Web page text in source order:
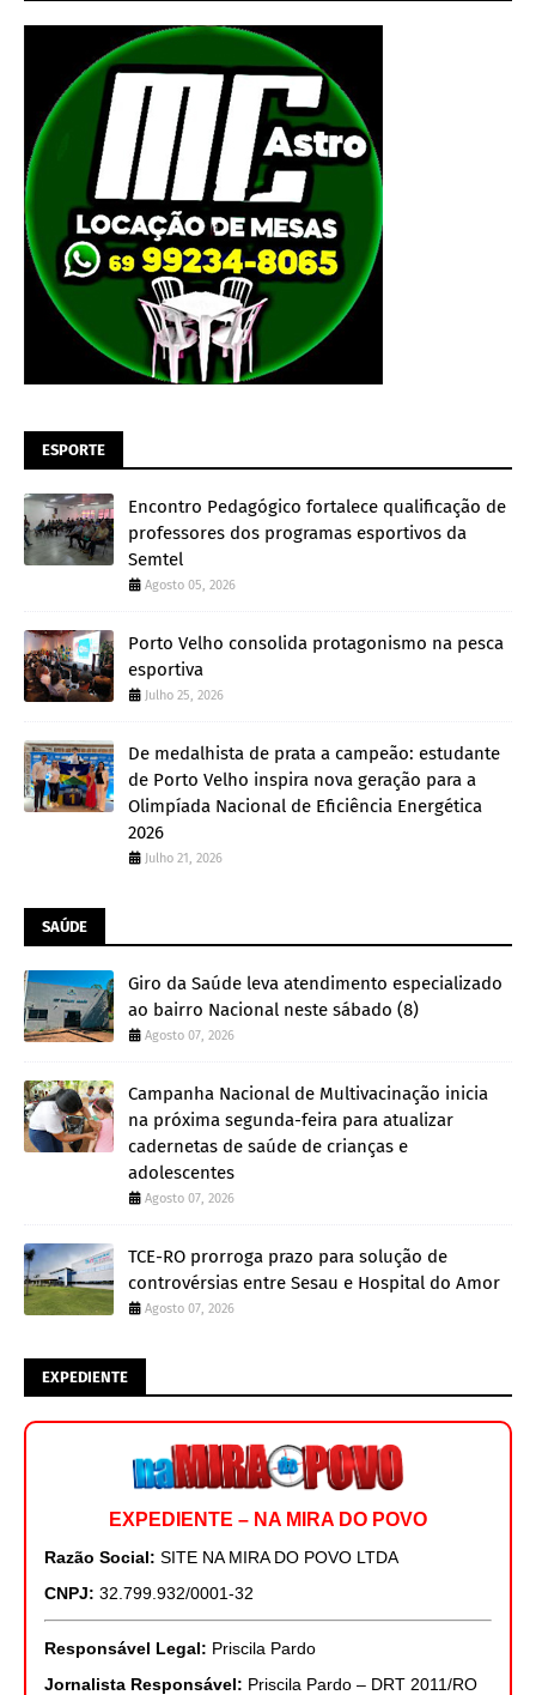
ESPORTE
Encontro Pedagógico fortalece qualificação de
professores dos programas esportivos da
Semtel
Agosto 05, 2026
Porto Velho consolida protagonismo na pesca
esportiva
Julho 25, 2026
De medalhista de prata a campeão: estudante
de Porto Velho inspira nova geração para a
Olimpíada Nacional de Eficiência Energética
2026
Julho 21, 2026
SAÚDE
Giro da Saúde leva atendimento especializado
ao bairro Nacional neste sábado (8)
Agosto 07, 2026
Campanha Nacional de Multivacinação inicia
na próxima segunda-feira para atualizar
cadernetas de saúde de crianças e
adolescentes
Agosto 07, 2026
TCE-RO prorroga prazo para solução de
controvérsias entre Sesau e Hospital do Amor
Agosto 07, 2026
EXPEDIENTE
EXPEDIENTE – NA MIRA DO POVO
Razão Social: SITE NA MIRA DO POVO LTDA
CNPJ: 32.799.932/0001-32
Responsável Legal: Priscila Pardo
Jornalista Responsável: Priscila Pardo – DRT 2011/RO